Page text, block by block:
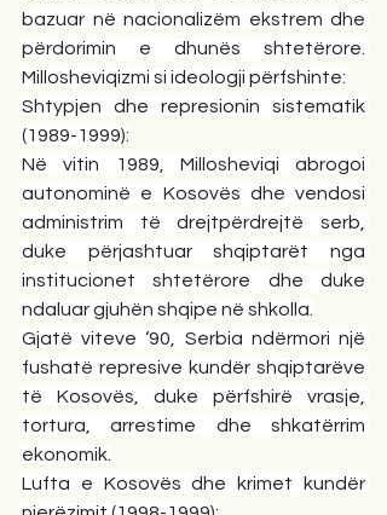
bazuar në nacionalizëm ekstrem dhe
përdorimin e dhunës shtetërore.
Millosheviqizmi si ideologji përfshinte:
Shtypjen dhe represionin sistematik
(1989-1999):
Në vitin 1989, Millosheviqi abrogoi
autonominë e Kosovës dhe vendosi
administrim të drejtpërdrejtë serb,
duke përjashtuar shqiptarët nga
institucionet shtetërore dhe duke
ndaluar gjuhën shqipe në shkolla.
Gjatë viteve ‘90, Serbia ndërmori një
fushatë represive kundër shqiptarëve
të Kosovës, duke përfshirë vrasje,
tortura, arrestime dhe shkatërrim
ekonomik.
Lufta e Kosovës dhe krimet kundër